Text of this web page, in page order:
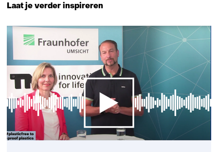
(Neem
contact
met
ons
op)
Laat je verder inspireren
resultaat